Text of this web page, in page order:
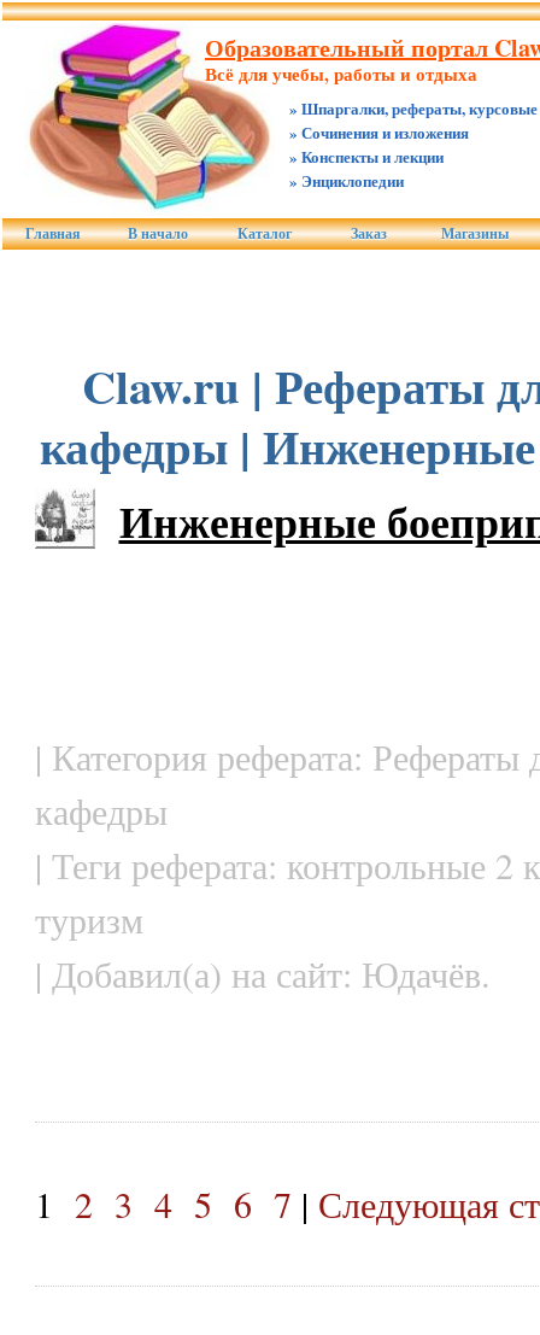
Образовательный портал
Всё для учебы, работы и отдыха
» Шпаргалки, рефераты, курсовые
» Сочинения и изложения
» Конспекты и лекции
» Энциклопедии
Главная В начало Каталог Заказ Магазины
Claw.ru | Рефераты
кафедры |
Инженерные
| Категория реферата: Рефераты
кафедры
| Теги реферата: контрольные 2
туризм
| Добавил(а) на сайт: Юдачёв.
1 2 3 4 5 6 7 | Следующая